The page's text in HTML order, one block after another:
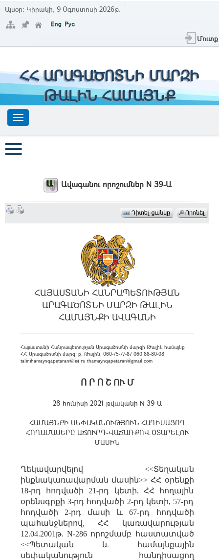
Այսօր: Կիրակի, 9 Օգոստոսի 2026թ.
Մուտք
ՀՀ ԱՐԱԳԱԾՈՏՆԻ ՄԱՐԶԻ
ԹԱԼԻՆ ՀԱՄԱՅՆՔ
Ավագանու որոշումներ N 39-Ա
ՀԱՅԱՍՏԱՆԻ ՀԱՆՐԱՊԵՏՈՒԹՅԱՆ
ԱՐԱԳԱԾՈՏՆԻ ՄԱՐԶԻ ԹԱԼԻՆ
ՀԱՄԱՅՆՔԻ ԱՎԱԳԱՆԻ
Հայաստանի Հանրապետության Արագածոտնի մարզի Թալին համայնք
ՀՀ Արագածոտնի մարզ, ք. Թալին, 060-75-77-87 060 88-80-08,
talinihamaynqapetaran@list.ru thamaynqapetaran@gmail.com
Ո Ր Ո Շ ՈՒ Մ
28 հունիսի 2021 թվականի N 39-Ա
ՀԱՄԱՅՆՔԻ ՍԵՓԱԿԱՆՈՒԹՅՈՒՆ ՀԱԴԻՍԱՑՈՂ
ՀՈՂԱՄԱՍԵՐԸ ԱՃՈՒՐԴ-ՎԱՃԱՌՔՈՎ ՕՏԱՐԵԼՈՒ
ՄԱՍԻՆ
Ղեկավարվելով <<Տեղական
ինքնակառավարման մասին>> ՀՀ օրենքի
18-րդ հոդվածի 21-րդ կետի, ՀՀ հողային
օրենսգրքի 3-րդ հոդվածի 2-րդ կետի, 57-րդ
հոդվածի 2-րդ մասի և 67-րդ հոդվածի
պահանջներով, ՀՀ կառավարության
12.04.2001թ. N-286 որոշմամբ հաստատված
<<Պետական և համայնքային
սեփականություն հանդիսացող